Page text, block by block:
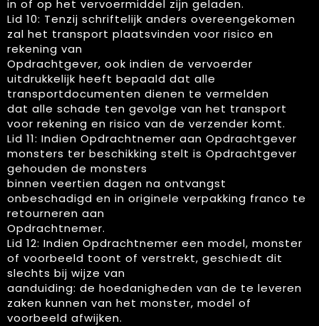
in of op het vervoermiddel zijn geladen.
Lid 10: Tenzij schriftelijk anders overeengekomen
zal het transport plaatsvinden voor risico en
rekening van
Opdrachtgever, ook indien de vervoerder
uitdrukkelijk heeft bepaald dat alle
transportdocumenten dienen te vermelden
dat alle schade ten gevolge van het transport
voor rekening en risico van de verzender komt.
Lid 11: Indien Opdrachtnemer aan Opdrachtgever
monsters ter beschikking stelt is Opdrachtgever
gehouden de monsters
binnen veertien dagen na ontvangst
onbeschadigd en in originele verpakking franco te
retourneren aan
Opdrachtnemer.
Lid 12: Indien Opdrachtnemer een model, monster
of voorbeeld toont of verstrekt, geschiedt dit
slechts bij wijze van
aanduiding: de hoedanigheden van de te leveren
zaken kunnen van het monster, model of
voorbeeld afwijken.